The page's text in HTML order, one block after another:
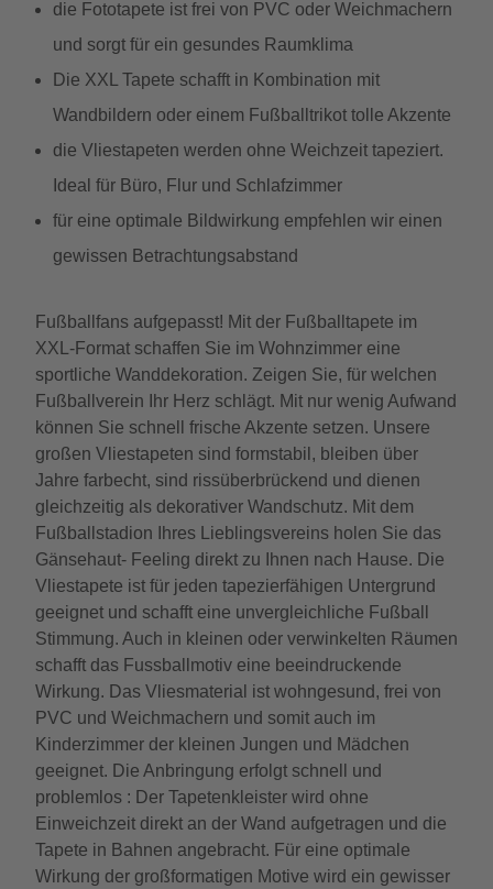
die Fototapete ist frei von PVC oder Weichmachern
und sorgt für ein gesundes Raumklima
Die XXL Tapete schafft in Kombination mit
Wandbildern oder einem Fußballtrikot tolle Akzente
die Vliestapeten werden ohne Weichzeit tapeziert.
Ideal für Büro, Flur und Schlafzimmer
für eine optimale Bildwirkung empfehlen wir einen
gewissen Betrachtungsabstand
Fußballfans aufgepasst! Mit der Fußballtapete im
XXL-Format schaffen Sie im Wohnzimmer eine
sportliche Wanddekoration. Zeigen Sie, für welchen
Fußballverein Ihr Herz schlägt. Mit nur wenig Aufwand
können Sie schnell frische Akzente setzen. Unsere
großen Vliestapeten sind formstabil, bleiben über
Jahre farbecht, sind rissüberbrückend und dienen
gleichzeitig als dekorativer Wandschutz. Mit dem
Fußballstadion Ihres Lieblingsvereins holen Sie das
Gänsehaut- Feeling direkt zu Ihnen nach Hause. Die
Vliestapete ist für jeden tapezierfähigen Untergrund
geeignet und schafft eine unvergleichliche Fußball
Stimmung. Auch in kleinen oder verwinkelten Räumen
schafft das Fussballmotiv eine beeindruckende
Wirkung. Das Vliesmaterial ist wohngesund, frei von
PVC und Weichmachern und somit auch im
Kinderzimmer der kleinen Jungen und Mädchen
geeignet. Die Anbringung erfolgt schnell und
problemlos : Der Tapetenkleister wird ohne
Einweichzeit direkt an der Wand aufgetragen und die
Tapete in Bahnen angebracht. Für eine optimale
Wirkung der großformatigen Motive wird ein gewisser